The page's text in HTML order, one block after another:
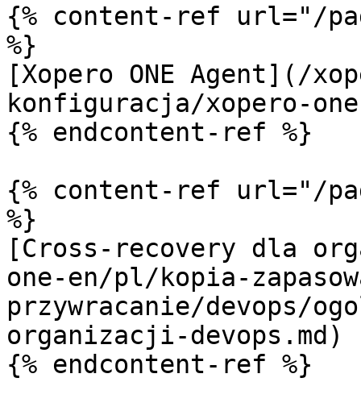
{% content-ref url="/
%}
[Xopero ONE Agent](/
konfiguracja/xopero-
{% endcontent-ref %}
{% content-ref url="/
%}
[Cross-recovery dla
one-en/pl/kopia-
przywracanie/devops/
organizacji-devops.md)
{% endcontent-ref %}